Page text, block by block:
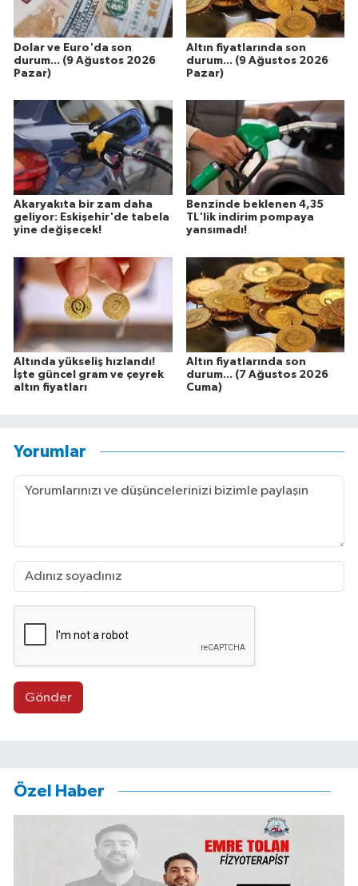
Dolar ve Euro'da son
durum... (9 Ağustos 2026
Pazar)
Altın fiyatlarında son
durum... (9 Ağustos 2026
Pazar)
Akaryakıta bir zam daha
geliyor: Eskişehir'de tabela
yine değişecek!
Benzinde beklenen 4,35
TL'lik indirim pompaya
yansımadı!
Altında yükseliş hızlandı!
İşte güncel gram ve çeyrek
altın fiyatları
Altın fiyatlarında son
durum... (7 Ağustos 2026
Cuma)
Yorumlar
Gönder
Özel Haber